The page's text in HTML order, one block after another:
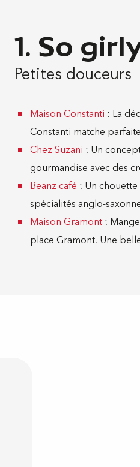
1. So
Petites douceurs
Maison Constanti : La
Constanti matche
Chez Suzani : Un
gourmandise avec des
Beanz café : Un
spécialités anglo-
Maison Gramont:
place Gramont. Une